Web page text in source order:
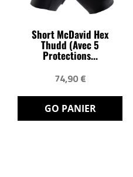
Short McDavid Hex
Thudd (avec 5
Protections...
74,90 €
GO PANIER